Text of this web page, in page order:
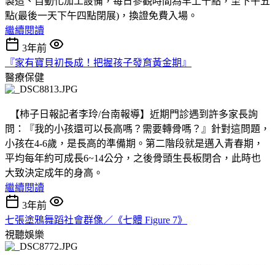
點(最後一天下午四點閉展)，換證免費入場。
繼續閱讀
3年前
『家有寶貝初長成！把握孩子發育黃金期』
醫療保健
【柿子日報記者李玲/台南報導】近期門診遇到許多家長詢
問：『我的小孩還可以長高嗎？需要轉骨嗎？』針對這問題，
小孩在4-6歲，是長高的準備期。第二階段就是邁入青春期，
平均每年約可成長6~14公分，之後骨頭生長板閉合，此時也
大致決定成年的身高。
繼續閱讀
3年前
七張塗鴉舞蹈社會群像／《七體 Figure 7》
視聽娛樂